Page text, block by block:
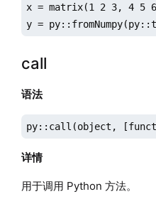
x = matrix(1 2 3, 4 5
y =
call
语法
py::call(object,
详情
用于调用 Python 方法。